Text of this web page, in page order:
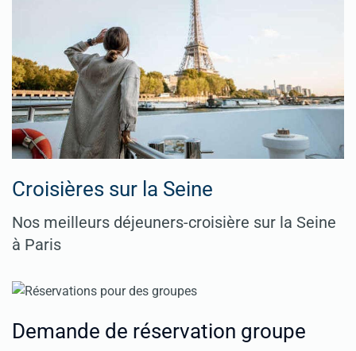
Croisières sur la Seine
Nos meilleurs déjeuners-croisière sur la Seine
à Paris
Demande de réservation groupe